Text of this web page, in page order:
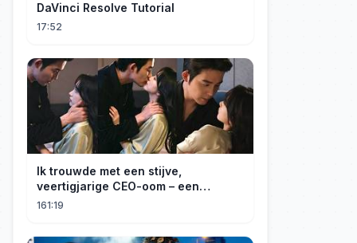
DaVinci Resolve Tutorial
17:52
Ik trouwde met een stijve,
veertigjarige CEO-oom – een
verborgen monster van acht jaar! Hij
161:19